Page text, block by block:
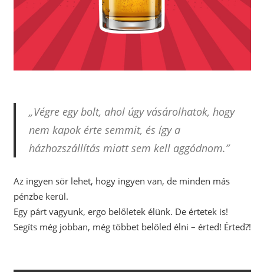
„Végre egy bolt, ahol úgy vásárolhatok, hogy
nem kapok érte semmit, és így a
házhozszállítás miatt sem kell aggódnom.”
Az ingyen sör lehet, hogy ingyen van, de minden más
pénzbe kerül.
Egy párt vagyunk, ergo belőletek élünk. De értetek is!
Segíts még jobban, még többet belőled élni – érted! Érted?!